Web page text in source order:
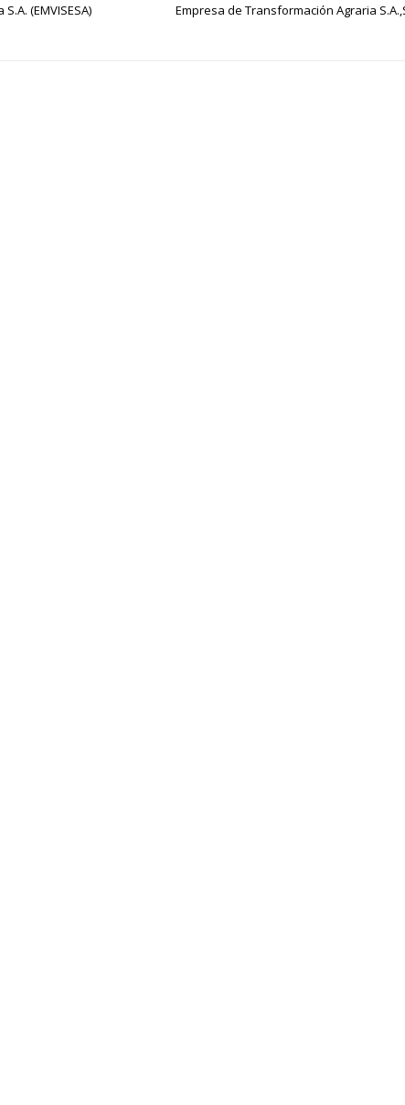
(EMVISESA)
Empresa de Transformación Agraria